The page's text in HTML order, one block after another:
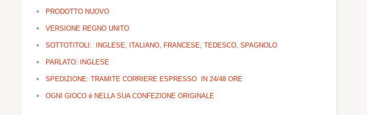
PRODOTTO NUOVO
VERSIONE REGNO UNITO
SOTTOTITOLI: INGLESE, ITALIANO, FRANCESE, TEDESCO, SPAGNOLO
PARLATO: INGLESE
SPEDIZIONE: TRAMITE CORRIERE ESPRESSO IN 24/48 ORE
OGNI GIOCO è NELLA SUA CONFEZIONE ORIGINALE